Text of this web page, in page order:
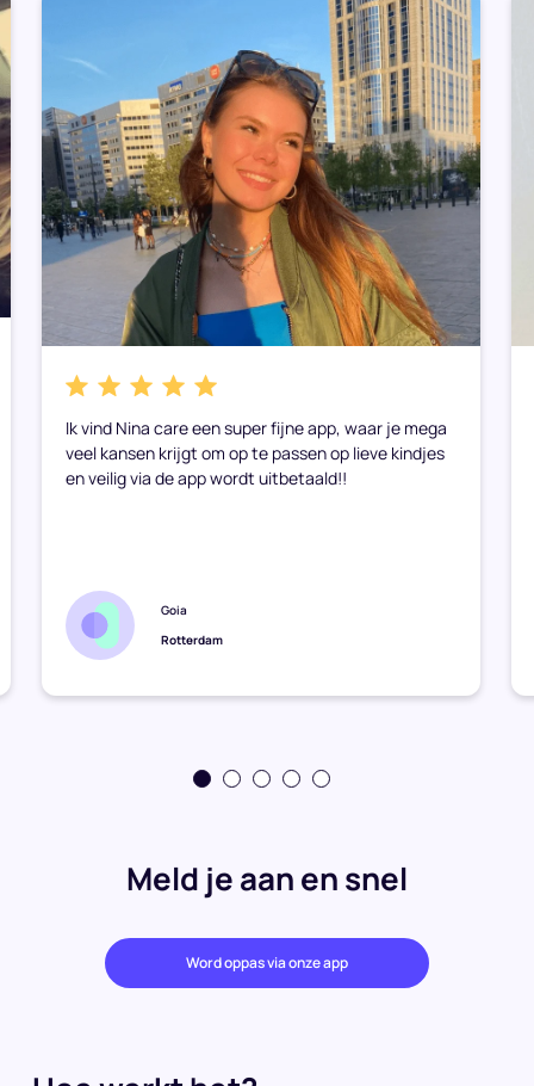
Ik vind Nina care een super fijne app, waar je mega
veel kansen krijgt om op te passen op lieve kindjes
en veilig via de app wordt uitbetaald!!
Goia
Rotterdam
Meld je aan en snel
Word oppas via onze app